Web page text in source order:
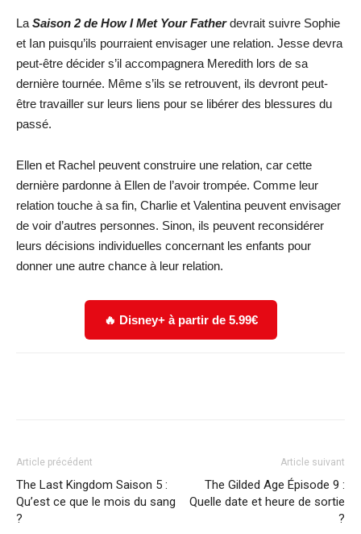
La Saison 2 de How I Met Your Fatherdevrait suivre Sophie
et Ian puisqu’ils pourraient envisager une relation. Jesse devra
peut-être décider s’il accompagnera Meredith lors de sa
dernière tournée. Même s’ils se retrouvent, ils devront peut-
être travailler sur leurs liens pour se libérer des blessures du
passé.
Ellen et Rachel peuvent construire une relation, car cette
dernière pardonne à Ellen de l’avoir trompée. Comme leur
relation touche à sa fin, Charlie et Valentina peuvent envisager
de voir d’autres personnes. Sinon, ils peuvent reconsidérer
leurs décisions individuelles concernant les enfants pour
donner une autre chance à leur relation.
🔥 Disney+ à partir de 5.99€
Article précédent
The Last Kingdom Saison 5 :
Qu’est ce que le mois du sang
?
Article suivant
The Gilded Age Épisode 9 :
Quelle date et heure de sortie
?